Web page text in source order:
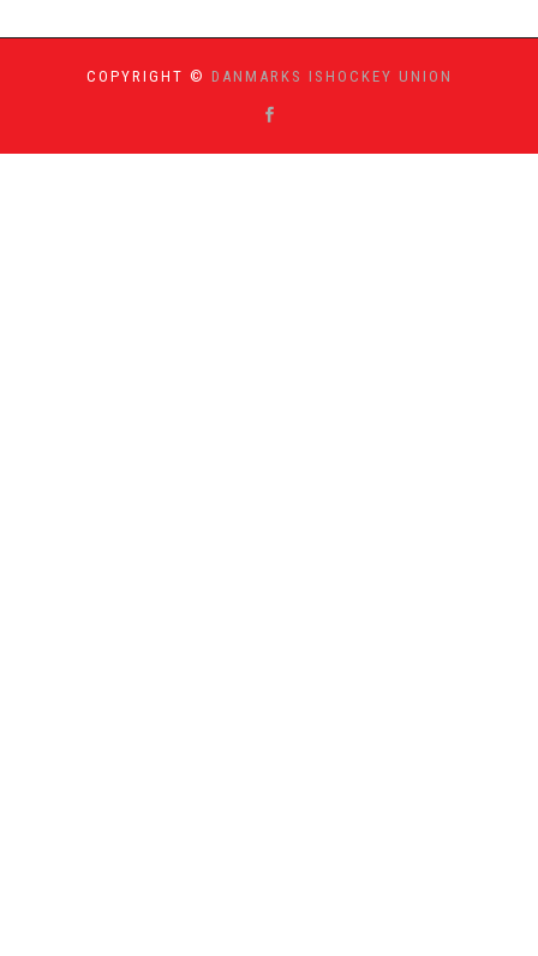
COPYRIGHT © DANMARKS ISHOCKEY UNION